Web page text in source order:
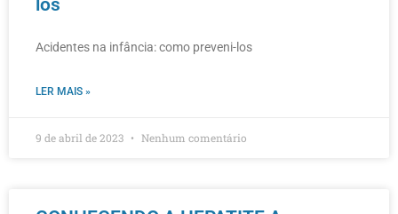
los
Acidentes na infância: como preveni-los
LER MAIS »
9 de abril de 2023 Nenhum comentário